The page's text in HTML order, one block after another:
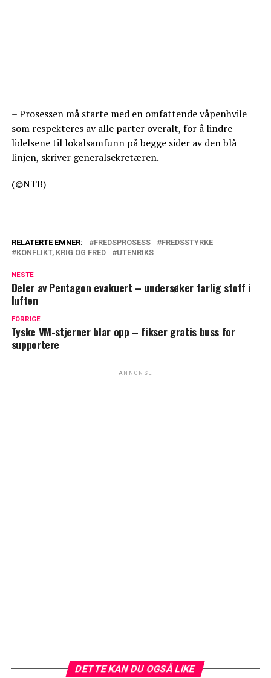
– Prosessen må starte med en omfattende våpenhvile
som respekteres av alle parter overalt, for å lindre
lidelsene til lokalsamfunn på begge sider av den blå
linjen, skriver generalsekretæren.
(©NTB)
RELATERTE EMNER: FREDSPROSESS
FREDSSTYRKE
KONFLIKT, KRIG OG FRED
UTENRIKS
NESTE
Deler av Pentagon evakuert – undersøker farlig stoff i
luften
FORRIGE
Tyske VM-stjerner blar opp – fikser gratis buss for
supportere
ANNONSE
DETTE KAN DU OGSÅ LIKE